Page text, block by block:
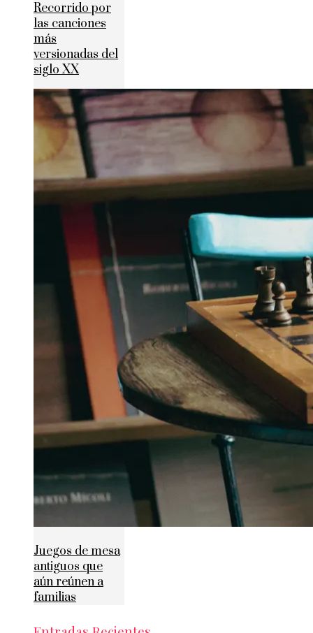
Recorrido por
las canciones
más
versionadas del
siglo XX
Juegos de mesa
antiguos que
aún reúnen a
familias